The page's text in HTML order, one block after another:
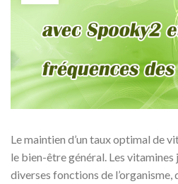
Le maintien d’un taux optimal de
le bien-être général. Les
diverses fonctions de l’organisme,